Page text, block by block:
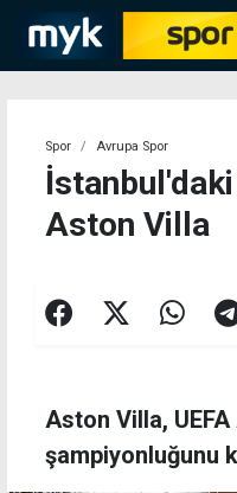
Spor Avrupa Spor
Aston Villa
Aston Villa,
şampiyonluğunu